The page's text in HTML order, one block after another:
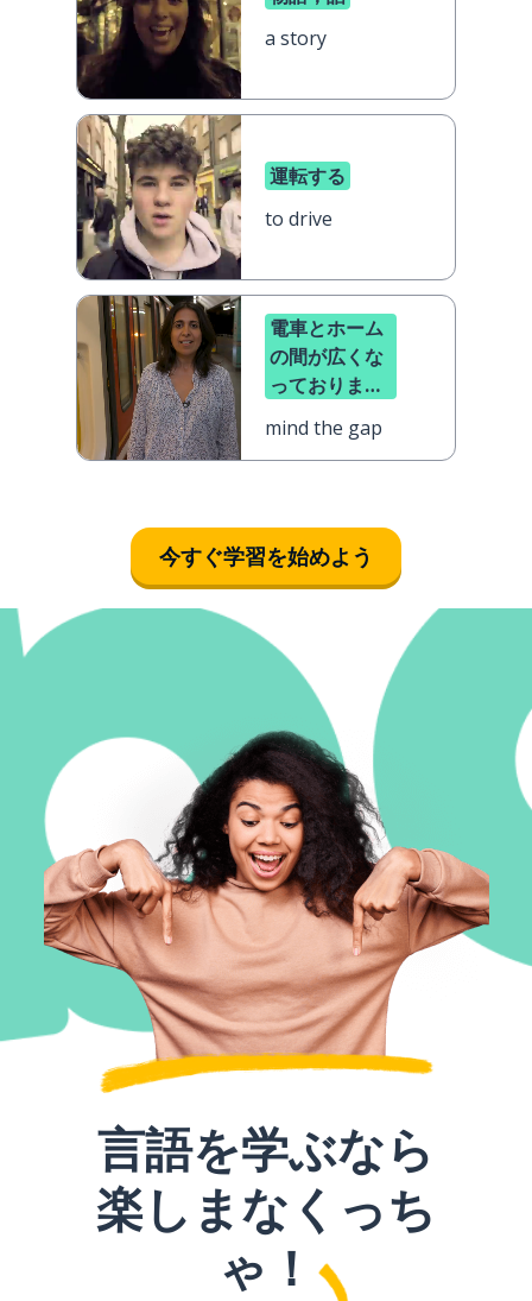
a story
運転する
to drive
電車とホーム
の間が広くな
っておりま
気をつけくだ
mind the gap
今すぐ学習を始めよう
言語を学ぶなら
楽しまなくっち
ゃ！